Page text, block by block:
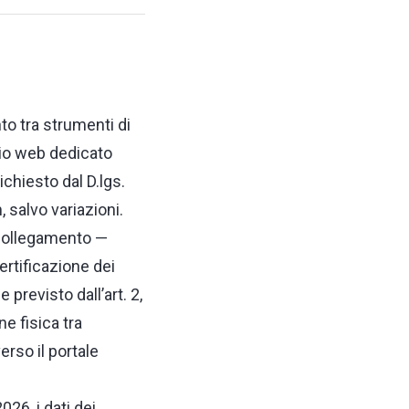
tra strumenti di
web dedicato
dal D.lgs.
salvo variazioni.
—
dei
previsto dall’art. 2,
fisica tra
il portale